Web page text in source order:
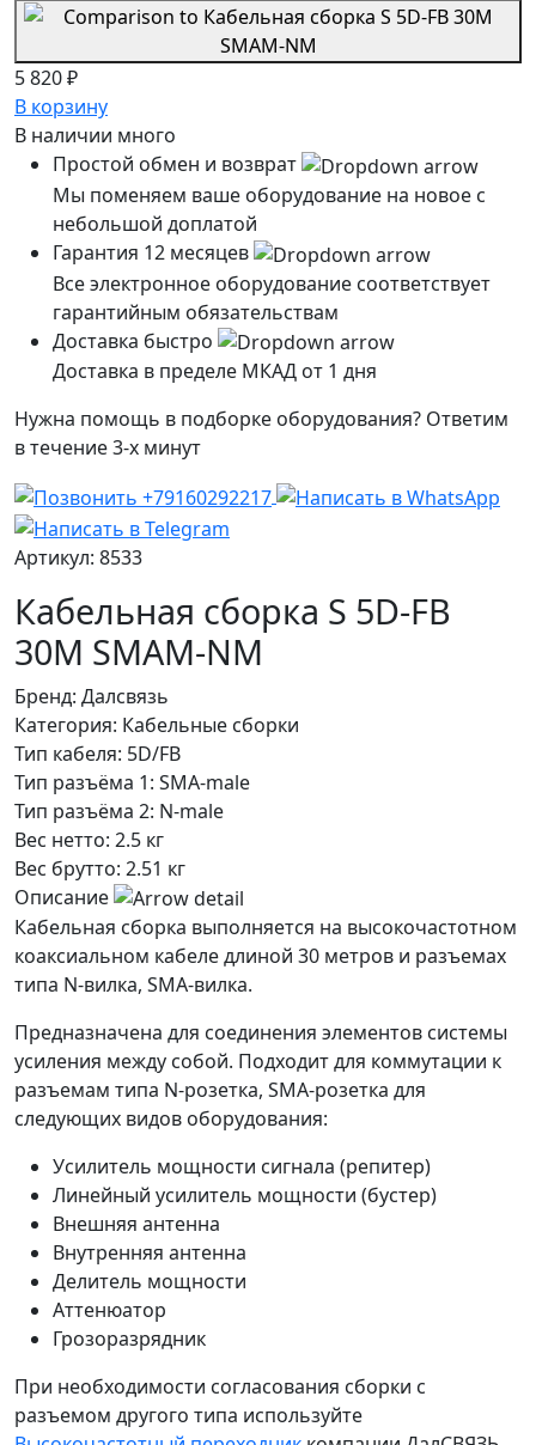
5 820 ₽
В корзину
В наличии много
Простой обмен и возврат
Мы поменяем ваше оборудование на новое с
небольшой доплатой
Гарантия 12 месяцев
Все электронное оборудование соответствует
гарантийным обязательствам
Доставка быстро
Доставка в пределе МКАД от 1 дня
Нужна помощь в подборке оборудования? Ответим
в течение 3-х минут
Артикул: 8533
Кабельная сборка S 5D-FB
30М SMAM-NM
Бренд: Далсвязь
Категория: Кабельные сборки
Тип кабеля: 5D/FB
Тип разъёма 1: SMA-male
Тип разъёма 2: N-male
Вес нетто: 2.5 кг
Вес брутто: 2.51 кг
Описание
Кабельная сборка выполняется на высокочастотном
коаксиальном кабеле длиной 30 метров и разъемах
типа N-вилка, SMA-вилка.
Предназначена для соединения элементов системы
усиления между собой. Подходит для коммутации к
разъемам типа N-розетка, SMA-розетка для
следующих видов оборудования:
Усилитель мощности сигнала (репитер)
Линейный усилитель мощности (бустер)
Внешняя антенна
Внутренняя антенна
Делитель мощности
Аттенюатор
Грозоразрядник
При необходимости согласования сборки с
разъемом другого типа используйте